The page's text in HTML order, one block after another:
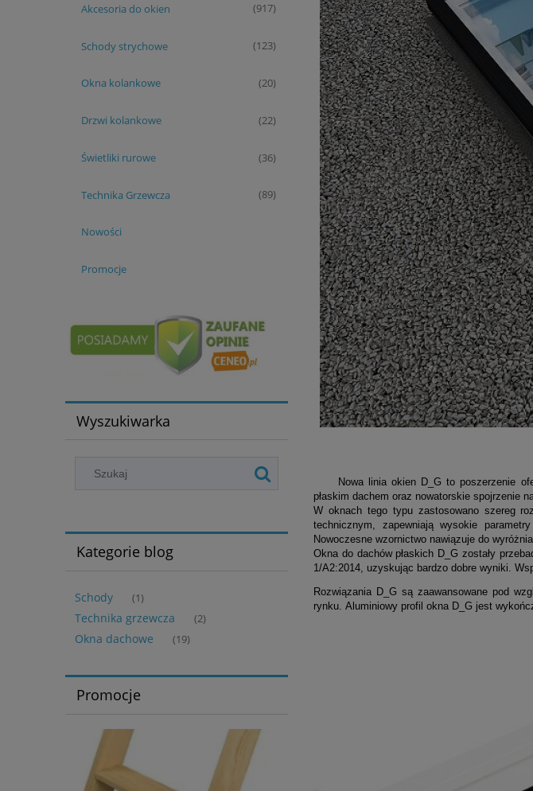
Akcesoria do okien (917)
Schody strychowe (123)
Okna kolankowe (20)
Drzwi kolankowe (22)
Świetliki rurowe (36)
Technika Grzewcza (89)
Nowości
Promocje
Wyszukiwarka
Kategorie blog
Schody (1)
Technika grzewcza (2)
Okna dachowe (19)
Promocje
Nowa linia okien D_G to poszerzenie
płaskim dachem oraz nowatorskie spojrzenie
W oknach tego typu zastosowano szereg
technicznym, zapewniają wysokie
Nowoczesne wzornictwo nawiązuje do
Okna do dachów płaskich D_G zostały
1/A2:2014, uzyskując bardzo dobre wyniki.
Rozwiązania D_G są zaawansowane pod
rynku. Aluminiowy profil okna D_G jest